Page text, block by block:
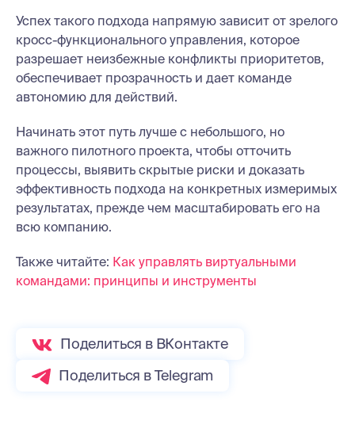
Успех такого подхода напрямую зависит от зрелого
кросс-функционального управления, которое
разрешает неизбежные конфликты приоритетов,
обеспечивает прозрачность и дает команде
автономию для действий.
Начинать этот путь лучше с небольшого, но
важного пилотного проекта, чтобы отточить
процессы, выявить скрытые риски и доказать
эффективность подхода на конкретных измеримых
результатах, прежде чем масштабировать его на
всю компанию.
Также читайте: Как управлять виртуальными
командами: принципы и инструменты
Поделиться в ВКонтакте
Поделиться в Telegram